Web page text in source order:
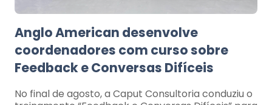
Anglo American desenvolve
coordenadores com curso sobre
Feedback e Conversas Difíceis
No final de agosto, a Caput Consultoria conduziu o